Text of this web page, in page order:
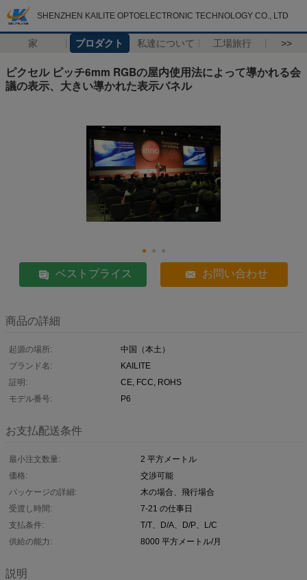
SHENZHEN KAILITE OPTOELECTRONIC TECHNOLOGY CO., LTD
家 プロダクト 私達について 工場旅行 >>
ピクセル ピッチ6mm RGBの屋内使用法によって導かれる会
議の表示、大きい導かれた表示パネル
ベストプライス お問い合わせ
商品の詳細
起源の場所:
中国（本土）
ブランド名:
KAILITE
証明:
CE, FCC, ROHS
モデル番号:
P6
お支払配送条件
最小注文数量:
2 平方メートル
価格:
交渉可能
パッケージの詳細:
木の場合、飛行場合
受渡し時間:
7-21 の仕事日
支払条件:
T/T、D/A、D/P、L/C
供給の能力:
8000 平方メートル/月
説明